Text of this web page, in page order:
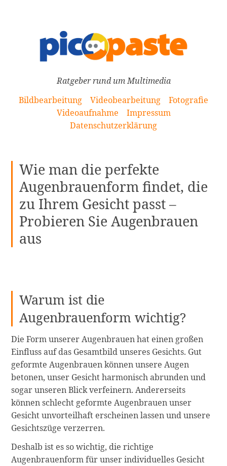
Ratgeber rund um Multimedia
Bildbearbeitung
Videobearbeitung
Fotografie
Videoaufnahme
Impressum
Datenschutzerklärung
Wie man die perfekte
Augenbrauenform findet, die
zu Ihrem Gesicht passt –
Probieren Sie Augenbrauen
aus
Warum ist die
Augenbrauenform wichtig?
Die Form unserer Augenbrauen hat einen großen
Einfluss auf das Gesamtbild unseres Gesichts. Gut
geformte Augenbrauen können unsere Augen
betonen, unser Gesicht harmonisch abrunden und
sogar unseren Blick verfeinern. Andererseits
können schlecht geformte Augenbrauen unser
Gesicht unvorteilhaft erscheinen lassen und unsere
Gesichtszüge verzerren.
Deshalb ist es so wichtig, die richtige
Augenbrauenform für unser individuelles Gesicht